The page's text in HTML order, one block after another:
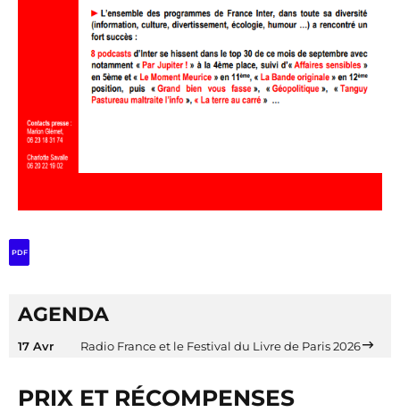
PDF
AGENDA
17 Avr Radio France et le Festival du Livre de Paris 2026
PRIX ET RÉCOMPENSES